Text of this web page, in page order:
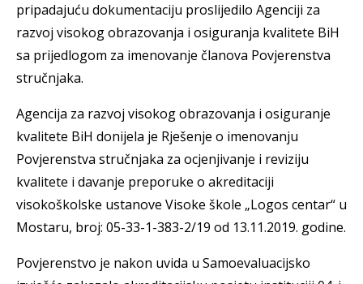
pripadajuću dokumentaciju proslijedilo Agenciji za
razvoj visokog obrazovanja i osiguranja kvalitete BiH
sa prijedlogom za imenovanje članova Povjerenstva
stručnjaka.
Agencija za razvoj visokog obrazovanja i osiguranje
kvalitete BiH donijela je Rješenje o imenovanju
Povjerenstva stručnjaka za ocjenjivanje i reviziju
kvalitete i davanje preporuke o akreditaciji
visokoškolske ustanove Visoke škole „Logos centar“ u
Mostaru, broj: 05-33-1-383-2/19 od 13.11.2019. godine.
Povjerenstvo je nakon uvida u Samoevaluacijsko